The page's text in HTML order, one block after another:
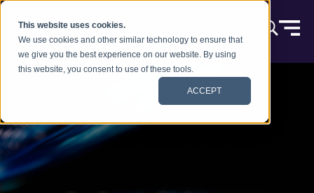
This website uses cookies.
We use cookies and other similar technology to ensure that
we give you the best experience on our website. By using
this website, you consent to use of these tools.
ACCEPT
跳到内容